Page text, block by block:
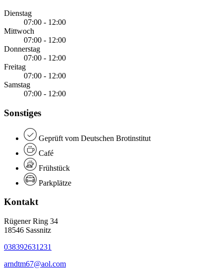
Dienstag
07:00 - 12:00
Mittwoch
07:00 - 12:00
Donnerstag
07:00 - 12:00
Freitag
07:00 - 12:00
Samstag
07:00 - 12:00
Sonstiges
Geprüft vom Deutschen Brotinstitut
Café
Frühstück
Parkplätze
Kontakt
Rügener Ring 34
18546 Sassnitz
038392631231
arndtm67@aol.com